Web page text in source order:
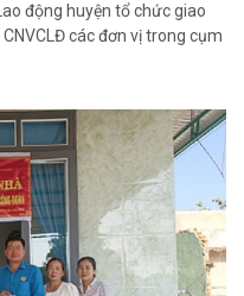
động huyện tổ chức giao
các đơn vị trong cụm